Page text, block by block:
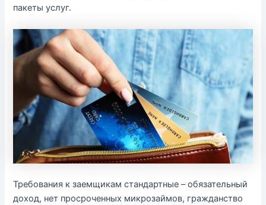
пакеты услуг.
Требования к заемщикам стандартные – обязательный
доход, нет просроченных микрозаймов, гражданство